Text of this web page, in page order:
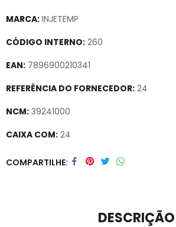
MARCA: INJETEMP
CÓDIGO INTERNO: 260
EAN: 7896900210341
REFERÊNCIA DO FORNECEDOR: 24
NCM: 39241000
CAIXA COM: 24
Secure crypto portfolio manager for
COMPARTILHE
DESCRIÇÃO